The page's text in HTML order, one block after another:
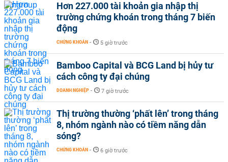
Hơn 227.000 tài khoản gia nhập thị
trường chứng khoán trong tháng 7 biến
động
CHỨNG KHOÁN - 5 giờ trước
Bamboo Capital và BCG Land bị hủy tư
cách công ty đại chúng
DOANH NGHIỆP - 7 giờ trước
Thị trường thường ‘phất lên’ trong tháng
8, nhóm ngành nào có tiềm năng dẫn
sóng?
CHỨNG KHOÁN - 6 giờ trước